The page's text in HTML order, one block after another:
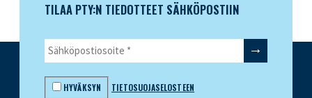
TILAA PTY:N TIEDOTTEET SÄHKÖPOSTIIN
HYVÄKSYN TIETOSUOJASELOSTEEN